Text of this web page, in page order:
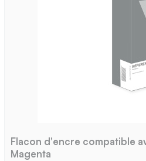
Flacon d'encre compatible
Magenta